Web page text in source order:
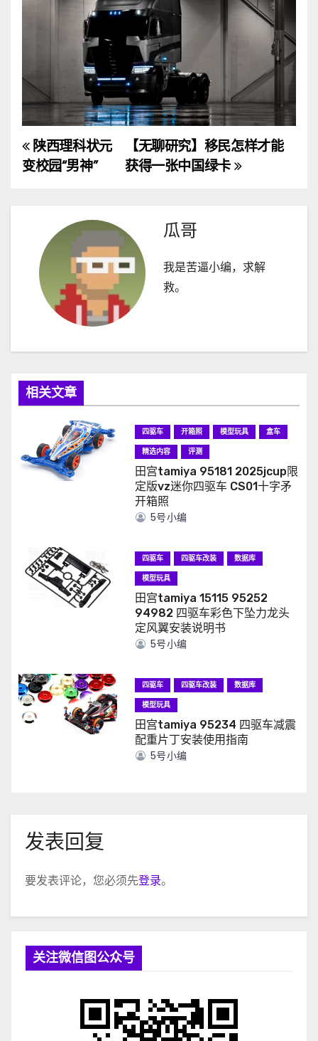
文
章
【无聊研究】移民怎样才能
获得一张中国绿卡
陕西理科状元
变校园“男神”
瓜哥
我是苦逼小编，求解
救。
相关文章
四驱车 开箱照 模型玩具
盒车
精选内容
评测
田宫tamiya 95181 2025jcup限
定版vz迷你四驱车 CS01十字矛
开箱照
5号小编
四驱车 四驱车改装
数据库
模型玩具
田宫tamiya 15115 95252
94982 四驱车彩色下坠力龙头
定风翼安装说明书
5号小编
四驱车 四驱车改装
数据库
模型玩具
田宫tamiya 95234 四驱车减震
配重片丁安装使用指南
5号小编
发表回复
要发表评论，您必须先登录。
关注微信图公众号